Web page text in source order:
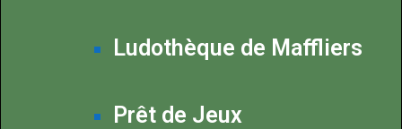
Ludothèque de Maffliers
Prêt de Jeux